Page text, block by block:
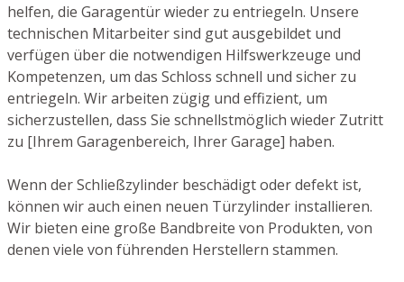
helfen, die Garagentür wieder zu entriegeln. Unsere
technischen Mitarbeiter sind gut ausgebildet und
verfügen über die notwendigen Hilfswerkzeuge und
Kompetenzen, um das Schloss schnell und sicher zu
entriegeln. Wir arbeiten zügig und effizient, um
sicherzustellen, dass Sie schnellstmöglich wieder Zutritt
zu [Ihrem Garagenbereich, Ihrer Garage] haben.
Wenn der Schließzylinder beschädigt oder defekt ist,
können wir auch einen neuen Türzylinder installieren.
Wir bieten eine große Bandbreite von Produkten, von
denen viele von führenden Herstellern stammen.